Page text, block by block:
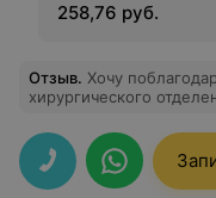
258,76 руб.
Отзыв. Хочу
хирургического
восстановление после
благодарность
за профессионализм и
спасибо И. за